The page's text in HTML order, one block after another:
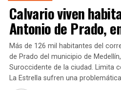
Calvario viven
Antonio de Prado,
Más de 126 mil habitantes del
de Prado del municipio de
Suroccidente de la ciudad. Limita
La Estrella sufren una